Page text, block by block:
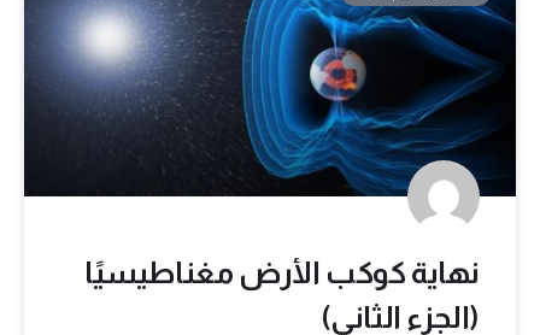
نهاية كوكب الأرض مغناطيسيًا
(الجزء الثاني)